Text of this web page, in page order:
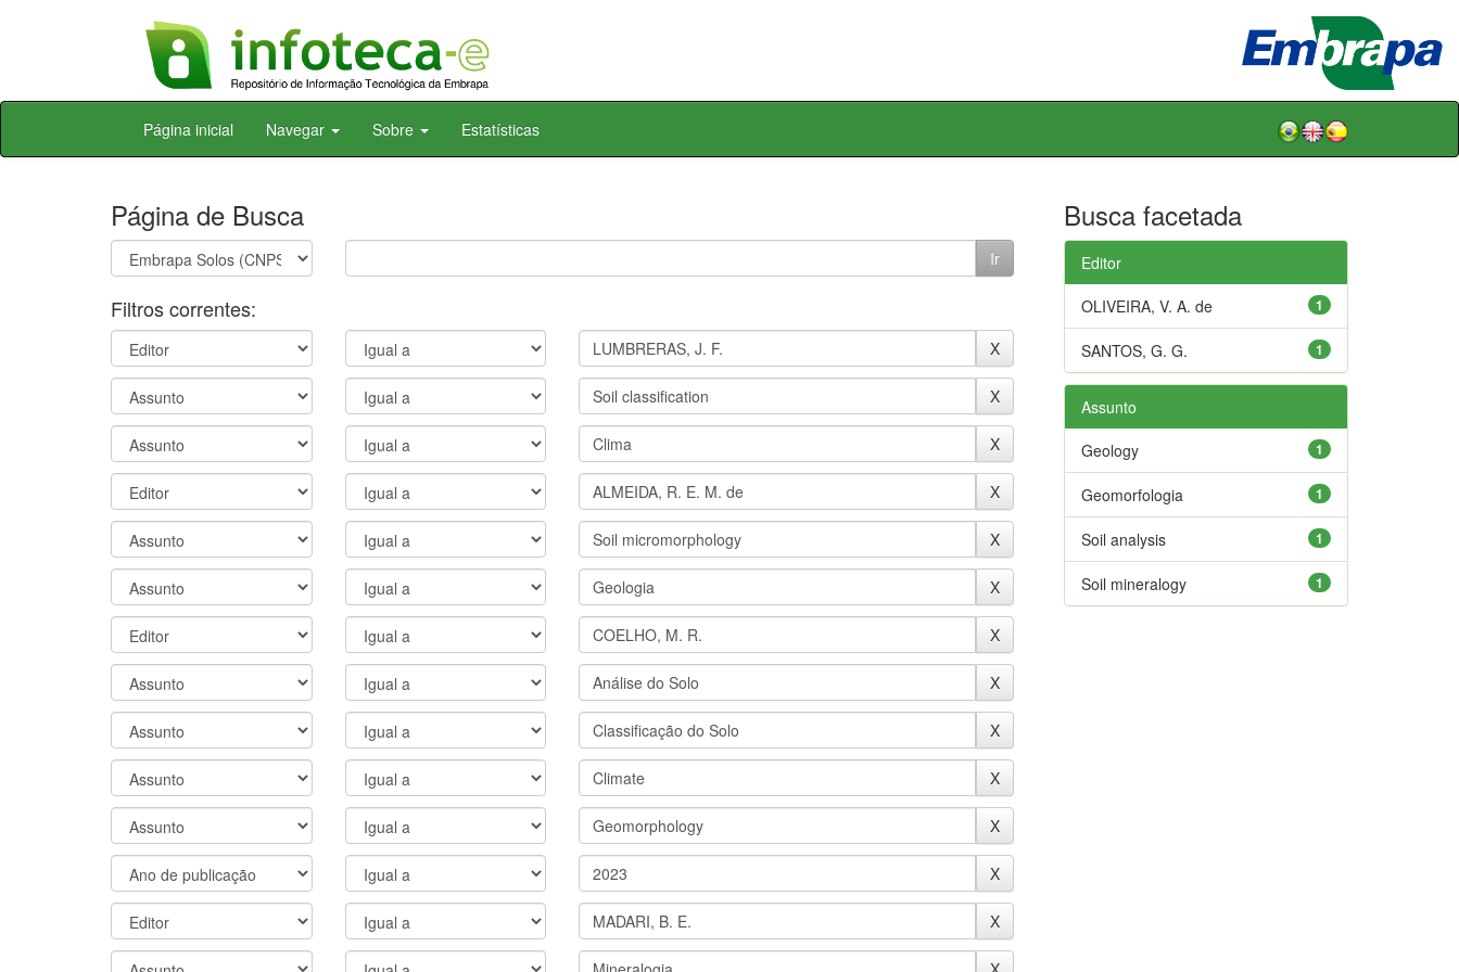
Skip
Página inicial Navegar Sobre Estatísticas
Página de Busca
Filtros correntes:
Busca facetada
Editor
1
OLIVEIRA, V. A. de
1
SANTOS, G. G.
Assunto
1
Geology
1
Geomorfologia
1
Soil analysis
1
Soil mineralogy